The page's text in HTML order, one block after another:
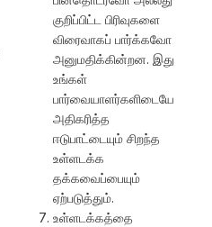
குறிப்பிட்ட பிரிவுகளை
விரைவாகப் பார்க்கவோ
அனுமதிக்கின்றன. இது
உங்கள்
பார்வையாளர்களிடையே
அதிகரித்த
ஈடுபாட்டையும் சிறந்த
உள்ளடக்க
தக்கவைப்பையும்
ஏற்படுத்தும்.
உள்ளடக்கத்தை